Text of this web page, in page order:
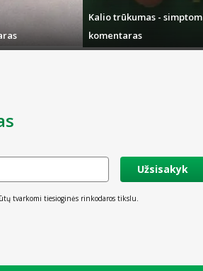
Kalio trūkumas -
komentaras
Užsisakyk
tvarkomi tiesioginės rinkodaros tikslu.